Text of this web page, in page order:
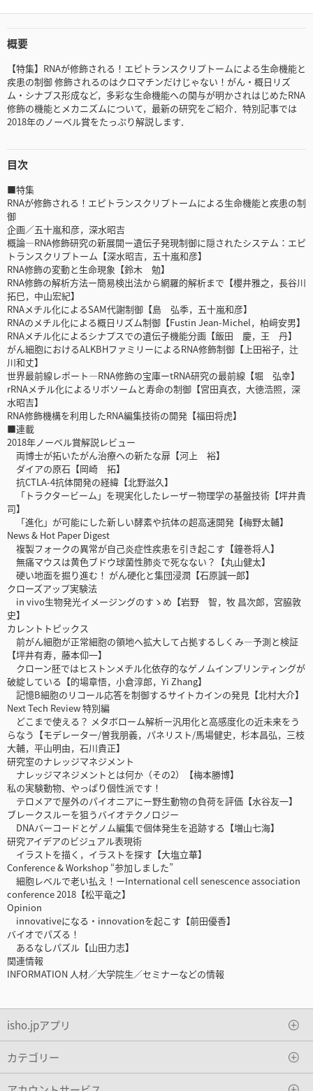
概要
【特集】RNAが修飾される！エピトランスクリプトームによる生命機能と
疾患の制御 修飾されるのはクロマチンだけじゃない！がん・概日リズ
ム・シナプス形成など，多彩な生命機能への関与が明かされはじめたRNA
修飾の機能とメカニズムについて，最新の研究をご紹介．特別記事では
2018年のノーベル賞をたっぷり解説します．
目次
■特集
RNAが修飾される！エピトランスクリプトームによる生命機能と疾患の制
御
企画／五十嵐和彦，深水昭吉
概論―RNA修飾研究の新展開ー遺伝子発現制御に隠されたシステム：エピ
トランスクリプトーム【深水昭吉，五十嵐和彦】
RNA修飾の変動と生命現象【鈴木 勉】
RNA修飾の解析方法ー簡易検出法から網羅的解析まで【櫻井雅之，長谷川
拓巳，中山宏紀】
RNAメチル化によるSAM代謝制御【島 弘季，五十嵐和彦】
RNAのメチル化による概日リズム制御【Fustin Jean-Michel，柏﨑安男】
RNAメチル化によるシナプスでの遺伝子機能分画【飯田 慶，王 丹】
がん細胞におけるALKBHファミリーによるRNA修飾制御【上田裕子，辻
川和丈】
世界最前線レポート―RNA修飾の宝庫ーtRNA研究の最前線【堀 弘幸】
rRNAメチル化によるリボソームと寿命の制御【宮田真衣，大徳浩照，深
水昭吉】
RNA修飾機構を利用したRNA編集技術の開発【福田将虎】
■連載
2018年ノーベル賞解説レビュー
両博士が拓いたがん治療への新たな扉【河上 裕】
ダイアの原石【岡崎 拓】
抗CTLA-4抗体開発の経緯【北野滋久】
「トラクタービーム」を現実化したレーザー物理学の基盤技術【坪井貴
司】
「進化」が可能にした新しい酵素や抗体の超高速開発【梅野太輔】
News & Hot Paper Digest
複製フォークの異常が自己炎症性疾患を引き起こす【鐘巻将人】
無痛マウスは黄色ブドウ球菌性肺炎で死なない？【丸山健太】
硬い地面を掘り進む！ がん硬化と集団浸潤【石原誠一郎】
クローズアップ実験法
in vivo生物発光イメージングのすゝめ【岩野 智，牧 昌次郎，宮脇敦
史】
カレントトピックス
前がん細胞が正常細胞の領地へ拡大して占拠するしくみ―予測と検証
【坪井有寿，藤本仰一】
クローン胚ではヒストンメチル化依存的なゲノムインプリンティングが
破綻している【的場章悟，小倉淳郎，Yi Zhang】
記憶B細胞のリコール応答を制御するサイトカインの発見【北村大介】
Next Tech Review 特別編
どこまで使える？ メタボローム解析ー汎用化と高感度化の近未来をう
らなう【モデレーター/曽我朋義，パネリスト/馬場健史，杉本昌弘，三枝
大輔，平山明由，石川貴正】
研究室のナレッジマネジメント
ナレッジマネジメントとは何か（その2）【梅本勝博】
私の実験動物、やっぱり個性派です！
テロメアで屋外のパイオニアにー野生動物の負荷を評価【水谷友一】
ブレークスルーを狙うバイオテクノロジー
DNAバーコードとゲノム編集で個体発生を追跡する【増山七海】
研究アイデアのビジュアル表現術
イラストを描く，イラストを探す【大塩立華】
Conference & Workshop “参加しました”
細胞レベルで老い払え！ーInternational cell senescence association
conference 2018【松平竜之】
Opinion
innovativeになる・innovationを起こす【前田優香】
バイオでパズる！
あるなしパズル【山田力志】
関連情報
INFORMATION 人材／大学院生／セミナーなどの情報
isho.jpアプリ
カテゴリー